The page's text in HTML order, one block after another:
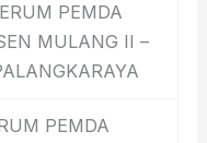
PEMDA
MULANG II –
PEMDA